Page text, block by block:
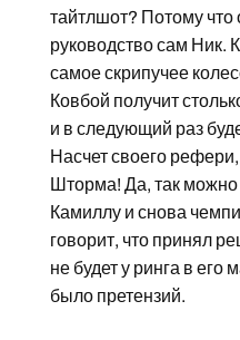
тайтлшот? Потому что
руководство сам Ник.
самое скрипучее
Ковбой получит
и в следующий раз
Насчет своего
Шторма! Да, так
Камиллу и снова
говорит, что принял
не будет у ринга в его
было претензий.